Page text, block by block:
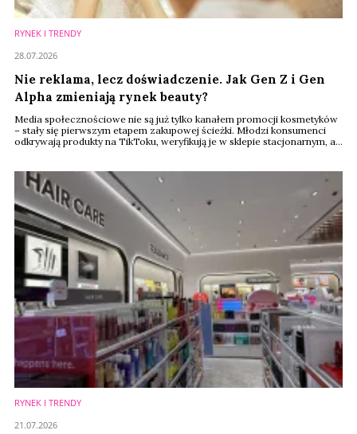
RYNEK I TRENDY
Nie reklama, lecz doświadczenie. Jak Gen Z i Gen
Alpha zmieniają rynek beauty?
Media społecznościowe nie są już tylko kanałem promocji kosmetyków
– stały się pierwszym etapem zakupowej ścieżki. Młodzi konsumenci
odkrywają produkty na TikToku, weryfikują je w sklepie stacjonarnym, a
najbliższych latach wyznaczał kierunek rozwoju całego rynku.
28.07.2026
RYNEK I TRENDY
21.07.2026